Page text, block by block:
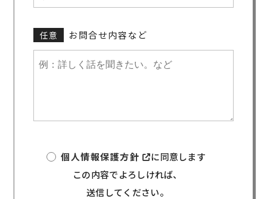
任意 お問合せ内容など
個人情報保護方針 に同意します
この内容でよろしければ、
送信してください。